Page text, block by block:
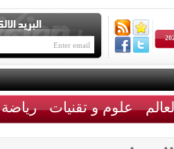
علوم و تقنيات رياضة